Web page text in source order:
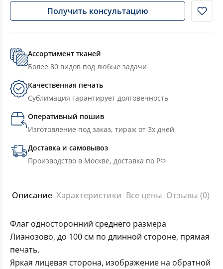
Получить консультацию
Ассортимент тканей
Более 80 видов под любые задачи
Качественная печать
Сублимация гарантирует долговечность
Оперативный пошив
Изготовление под заказ, тираж от 3х дней
Доставка и самовывоз
Производство в Москве, доставка по РФ
Описание Характеристики Все цены Отзывы (0)
Флаг односторонний среднего размера
Лианозово, до 100 см по длинной стороне, прямая
печать.
Яркая лицевая сторона, изображение на обратной